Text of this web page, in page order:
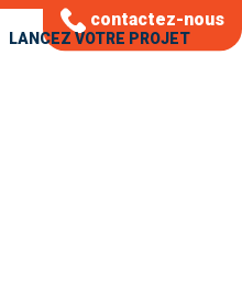
contactez-nous
LANCEZ VOTRE PROJET